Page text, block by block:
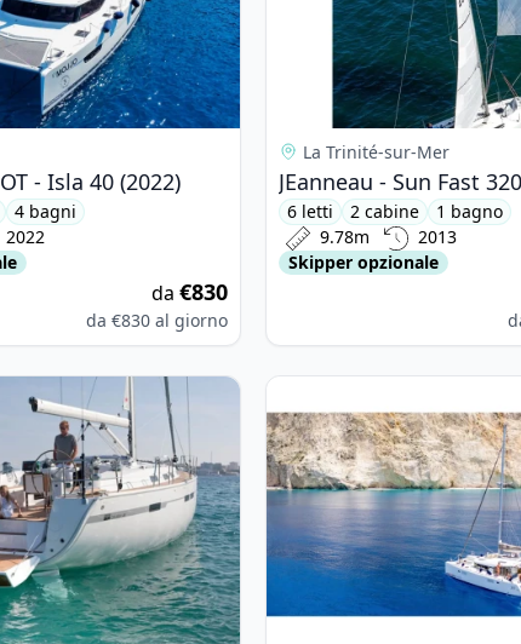
- Isla 40 (2022)
4 bagni
2022
da €830
da €830 al giorno
La Trinité-sur-Mer
JEanneau - Sun Fast
6 letti 2 cabine
1 bagno
9.78m
2013
Skipper opzionale
YACHTBAU - Bavaria 45 Cruiser (2013)
View details for Lagoon -